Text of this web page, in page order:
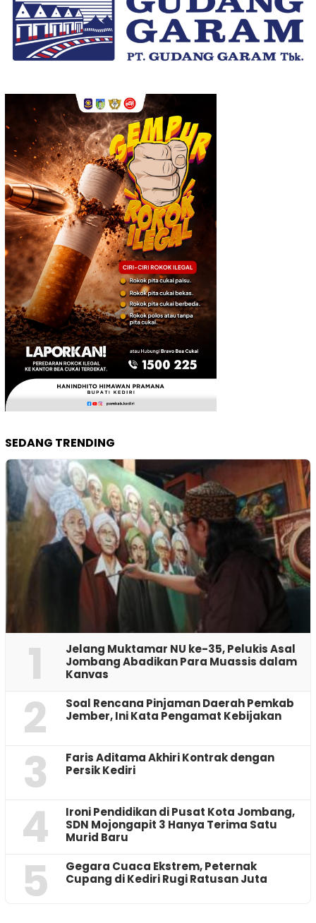
SEDANG TRENDING
1
Jelang Muktamar NU ke-35, Pelukis Asal
Jombang Abadikan Para Muassis dalam
Kanvas
2
‎Soal Rencana Pinjaman Daerah Pemkab
Jember, Ini Kata Pengamat Kebijakan ‎
3
Faris Aditama Akhiri Kontrak dengan
Persik Kediri
4
Ironi Pendidikan di Pusat Kota Jombang,
SDN Mojongapit 3 Hanya Terima Satu
Murid Baru
5
‎Gegara Cuaca Ekstrem, Peternak
Cupang di Kediri Rugi Ratusan Juta